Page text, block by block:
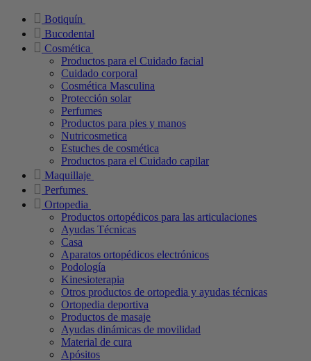
Botiquín
Bucodental
Cosmética
Productos para el Cuidado facial
Cuidado corporal
Cosmética Masculina
Protección solar
Perfumes
Productos para pies y manos
Nutricosmetica
Estuches de cosmética
Productos para el Cuidado capilar
Maquillaje
Perfumes
Ortopedia
Productos ortopédicos para las articulaciones
Ayudas Técnicas
Casa
Aparatos ortopédicos electrónicos
Podología
Kinesioterapia
Otros productos de ortopedia y ayudas técnicas
Ortopedia deportiva
Productos de masaje
Ayudas dinámicas de movilidad
Material de cura
Apósitos